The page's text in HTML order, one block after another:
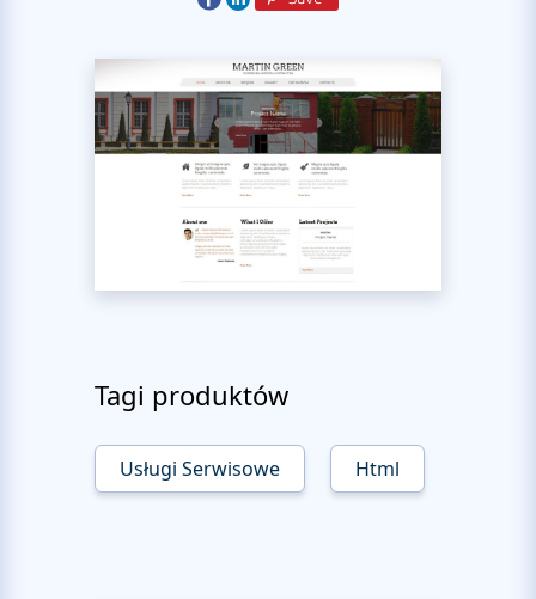
Tagi produktów
Usługi Serwisowe Html